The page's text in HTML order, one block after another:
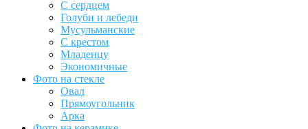
С сердцем
Голуби и лебеди
Мусульманские
С крестом
Младенцу
Экономичные
Фото на стекле
Овал
Прямоугольник
Арка